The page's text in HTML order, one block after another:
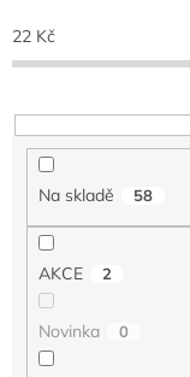
p
r
o
u
22 Kč
Na skladě 58
AKCE 2
Novinka 0